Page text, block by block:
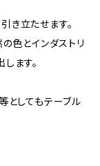
き立たせます。
色とインダストリ
ます。
としてもテーブル